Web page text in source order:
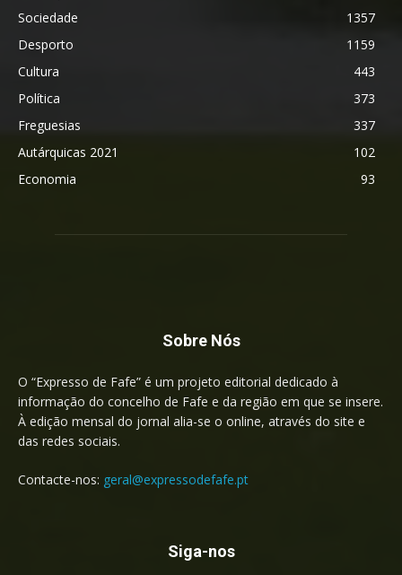
Sociedade
1357
Desporto
1159
Cultura
443
Política
373
Freguesias
337
Autárquicas 2021
102
Economia
93
Sobre Nós
O “Expresso de Fafe” é um projeto editorial dedicado à
informação do concelho de Fafe e da região em que se insere.
À edição mensal do jornal alia-se o online, através do site e
das redes sociais.
Contacte-nos: geral@expressodefafe.pt
Siga-nos